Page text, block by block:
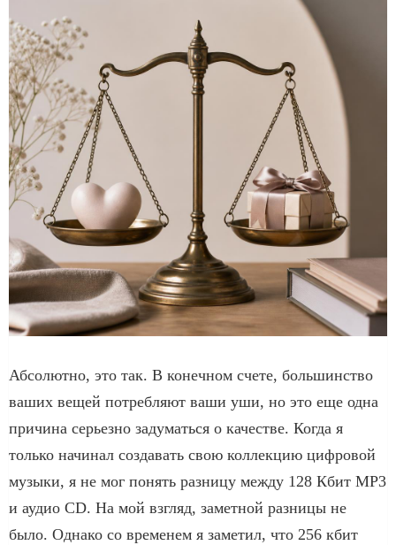
Абсолютно, это так. В конечном счете, большинство
ваших вещей потребляют ваши уши, но это еще одна
причина серьезно задуматься о качестве. Когда я
только начинал создавать свою коллекцию цифровой
музыки, я не мог понять разницу между 128 Кбит MP3
и аудио CD. На мой взгляд, заметной разницы не
было. Однако со временем я заметил, что 256 кбит